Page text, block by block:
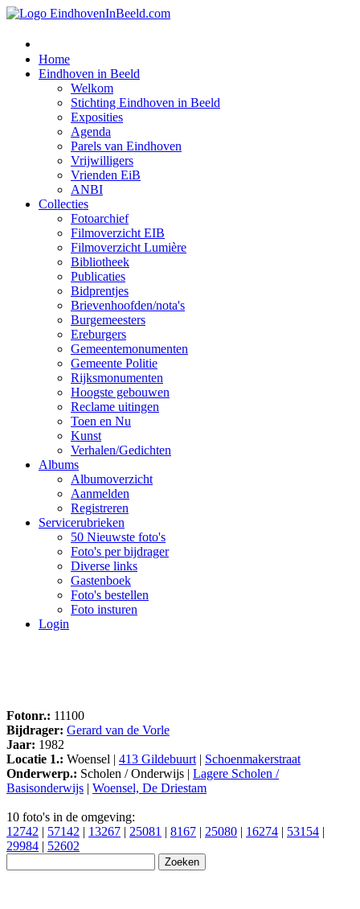
Home
Eindhoven in Beeld
Welkom
Stichting Eindhoven in Beeld
Exposities
Agenda
Parels van Eindhoven
Vrijwilligers
Vrienden EiB
ANBI
Collecties
Fotoarchief
Filmoverzicht EIB
Filmoverzicht Lumière
Bibliotheek
Publicaties
Bidprentjes
Brievenhoofden/nota's
Burgemeesters
Ereburgers
Gemeentemonumenten
Gemeente Politie
Rijksmonumenten
Hoogste gebouwen
Reclame uitingen
Toen en Nu
Kunst
Verhalen/Gedichten
Albums
Albumoverzicht
Aanmelden
Registreren
Servicerubrieken
50 Nieuwste foto's
Foto's per bijdrager
Diverse links
Gastenboek
Foto's bestellen
Foto insturen
Login
Fotonr.: 11100
Bijdrager: Gerard van de Vorle
Jaar: 1982
Locatie 1.: Woensel | 413 Gildebuurt | Schoenmakerstraat
Onderwerp.: Scholen / Onderwijs | Lagere Scholen /
Basisonderwijs | Woensel, De Driestam
10 foto's in de omgeving:
12742 | 57142 | 13267 | 25081 | 8167 | 25080 | 16274 | 53154 |
29984 | 52602